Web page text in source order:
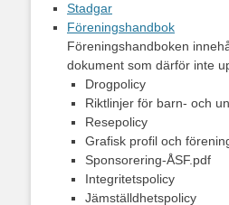
Stadgar
Föreningshandbok
Föreningshandboken
dokument som därför inte
Drogpolicy
Riktlinjer för barn- och
Resepolicy
Grafisk profil och
Sponsorering-ÅSF.pdf
Integritetspolicy
Jämställdhetspolicy